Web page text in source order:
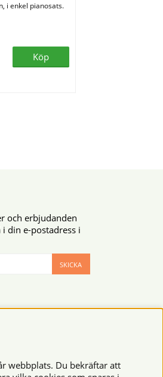
i enkel pianosats.
Köp
och erbjudanden
i din e-postadress i
SKICKA
webbplats. Du bekräftar att